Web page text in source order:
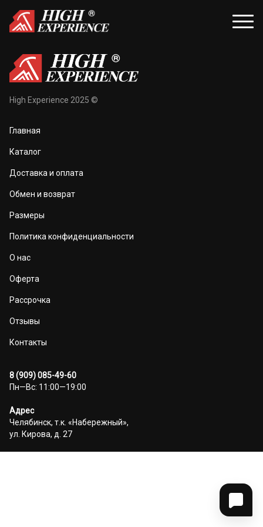
и перчатки
и маски
High Experience 2025 ©
Главная
Каталог
Доставка и оплата
Обмен и возврат
Размеры
Политика конфиденциальности
О нас
Оферта
Рассрочка
Отзывы
Контакты
8 (909) 085-49-60
Пн—Вс: 11:00—19:00
Адрес
Челябинск, т.к. «Набережный»,
ул. Кирова, д. 27